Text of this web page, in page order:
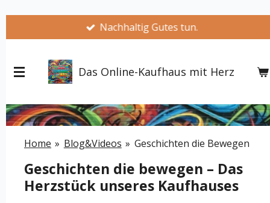
springen
Nachhaltig Gutes tun.
Das Online-Kaufhaus mit Herz
Home » Blog&Videos » Geschichten die Bewegen
Geschichten die bewegen – Das
Herzstück unseres Kaufhauses